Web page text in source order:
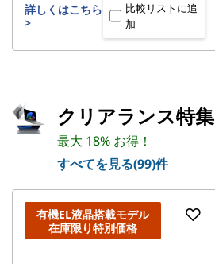
詳しくはこちら
>
比較リストに追
加
クリアランス特集
最大 18% お得！
すべてを見る(99)件
有機EL液晶搭載モデル
在庫限り特別価格